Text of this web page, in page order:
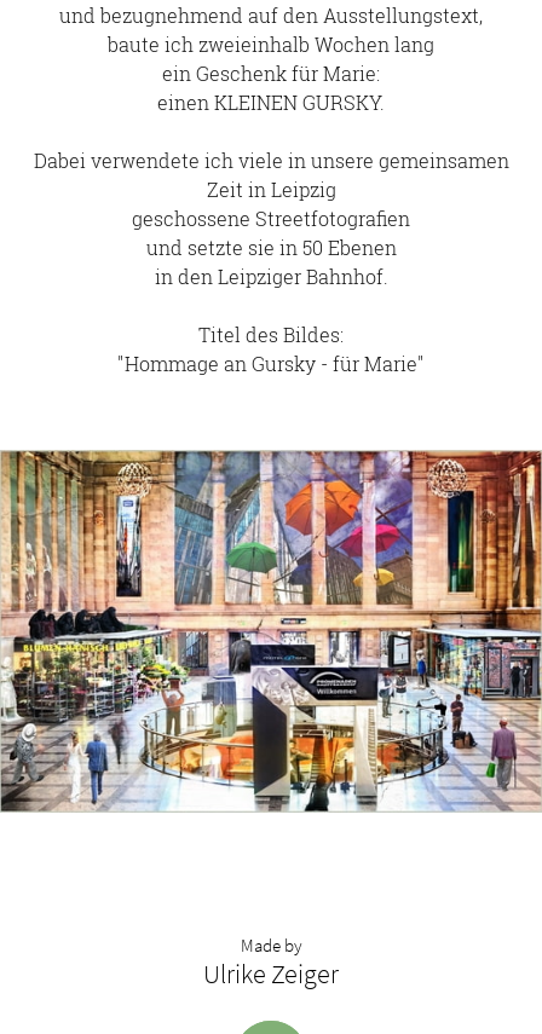
und bezugnehmend auf den Ausstellungstext,
baute ich zweieinhalb Wochen lang
ein Geschenk für Marie:
einen KLEINEN GURSKY.
Dabei verwendete ich viele in unsere gemeinsamen
Zeit in Leipzig
geschossene Streetfotografien
und setzte sie in 50 Ebenen
in den Leipziger Bahnhof.
Titel des Bildes:
"Hommage an Gursky - für Marie"
Made by
Ulrike Zeiger